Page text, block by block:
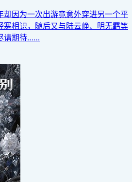
却因为一次出游竟意外穿进另一个平
寒相识，随后又与陆云峥、明无羁等
请期待……